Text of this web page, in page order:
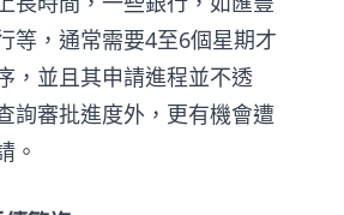
等，通常需要4至6個星期才
，並且其申請進程並不透
詢審批進度外，更有機會遭
。